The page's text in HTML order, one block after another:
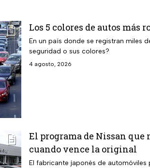
Los 5 colores de autos más
En un país donde se registran miles
seguridad o sus colores?
4 agosto, 2026
El programa de Nissan que
cuando vence la original
El fabricante japonés de